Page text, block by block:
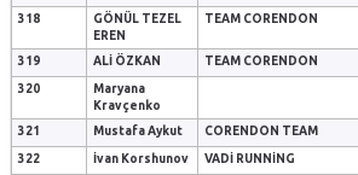
318
GÖNÜL TEZEL
EREN
TEAM CORENDON
319 ALİ ÖZKAN TEAM CORENDON
320
Maryana
Kravçenko
321 Mustafa Aykut CORENDON TEAM
322 İvan Korshunov VADI RUNNING